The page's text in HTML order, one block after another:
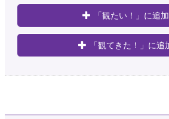
「観たい！」に追
「観てきた！」に追